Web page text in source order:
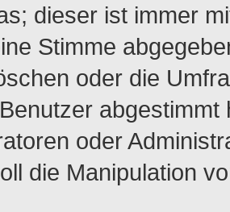
dieser ist immer
Stimme
oder die
oder
die Manipulation